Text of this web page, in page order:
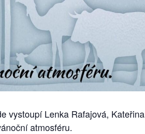
vystoupí Lenka Rafajová, Kateřina
atmosféru.